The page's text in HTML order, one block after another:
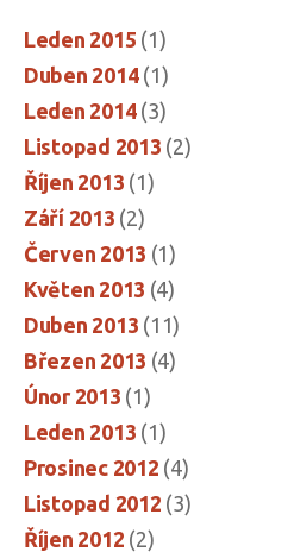
Leden 2015 (1)
Duben 2014(1)
Leden 2014(3)
Listopad 2013 (2)
Říjen 2013 (1)
Září 2013 (2)
Červen 2013 (1)
Květen 2013 (4)
Duben 2013 (11)
Březen 2013 (4)
Únor 2013 (1)
Leden 2013 (1)
Prosinec 2012 (4)
Listopad 2012 (3)
Říjen 2012 (2)